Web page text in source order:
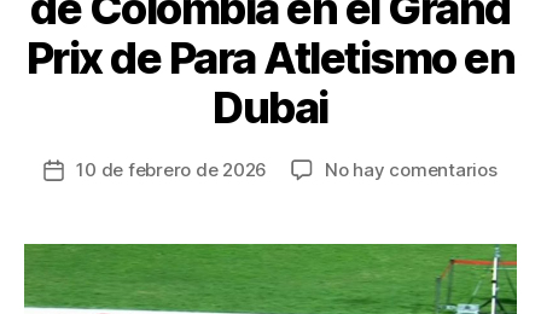
Prix de Para Atletismo en
Dubai
Fecha
entrada
10 de febrero de 2026 No hay comentariosen
en
el